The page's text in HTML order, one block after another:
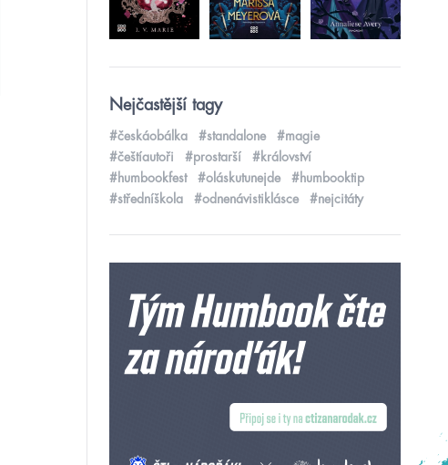
Nejčastější tagy
#českáobálka #standalone
#magie
#češtíautoři
#prostarší
#království
#humbookfest
#oláskutunejde
#humbooktip
#středníškola
#odnenávistiklásce #nejcitáty